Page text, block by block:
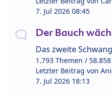
7. Jul 2026 08:45
Der Bauch
Das zweite
1.793 Themen /
Letzter Beitrag von
7. Jul 2026 18:13